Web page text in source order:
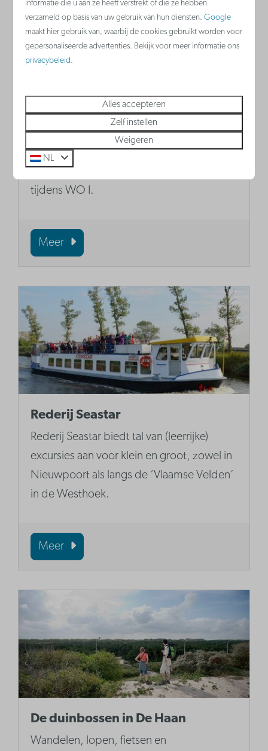
Westfront Nieuwpoort
Bezoek het ruiterstandbeeld van Albert I
en ontdek het verhaal van de
tijdens WO I.
Meer
Rederij Seastar
Rederij Seastar biedt tal van (leerrijke)
excursies aan voor klein en groot, zowel in
Nieuwpoort als langs de ‘Vlaamse Velden’
in de Westhoek.
Meer
De duinbossen in De Haan
Wandelen, lopen, fietsen en
informatie die u aan ze heeft verstrekt of die ze hebben
verzameld op basis van uw gebruik van hun diensten.Google
maakt hier gebruik van, waarbij de cookies gebruikt worden voor
gepersonaliseerde advertenties. Bekijk voor meer informatie ons
privacybeleid.
Alles accepteren
Zelf instellen
Weigeren
NL